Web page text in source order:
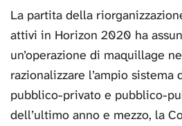
La partita della
attivi in Horizon 2020 ha
un’operazione di maquillage
razionalizzare l’ampio
pubblico-privato e pubblico-
dell’ultimo anno e mezzo, la